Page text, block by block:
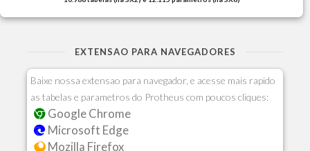
EXTENSAO PARA NAVEGADORES
Baixe nossa extensao para navegador, e acesse mais rapido
as tabelas e parametros do Protheus com poucos cliques:
Google Chrome
Microsoft Edge
Mozilla Firefox